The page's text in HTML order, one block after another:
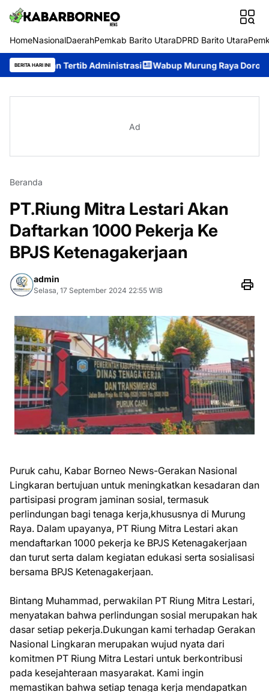
HomeNasionalDaerahPemkab Barito UtaraDPRD Barito Utara
BERITA HARI INI
Tertib Administrasi Wabup Murung Raya Dorong
Ad
Beranda
PT.Riung Mitra Lestari Akan
Daftarkan 1000 Pekerja Ke
BPJS Ketenagakerjaan
admin
Selasa, 17 September 2024 22:55 WIB
Puruk cahu, Kabar Borneo News-Gerakan Nasional
Lingkaran bertujuan untuk meningkatkan kesadaran dan
partisipasi program jaminan sosial, termasuk
perlindungan bagi tenaga kerja,khususnya di Murung
Raya. Dalam upayanya, PT Riung Mitra Lestari akan
mendaftarkan 1000 pekerja ke BPJS Ketenagakerjaan
dan turut serta dalam kegiatan edukasi serta sosialisasi
bersama BPJS Ketenagakerjaan.
Bintang Muhammad, perwakilan PT Riung Mitra Lestari,
menyatakan bahwa perlindungan sosial merupakan hak
dasar setiap pekerja.Dukungan kami terhadap Gerakan
Nasional Lingkaran merupakan wujud nyata dari
komitmen PT Riung Mitra Lestari untuk berkontribusi
pada kesejahteraan masyarakat. Kami ingin
memastikan bahwa setiap tenaga kerja mendapatkan